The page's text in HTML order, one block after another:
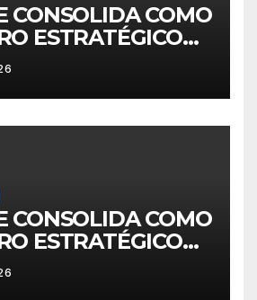
CONSOLIDA COMO
ESTRATÉGICO
DE
CONSOLIDA COMO
ESTRATÉGICO
DE